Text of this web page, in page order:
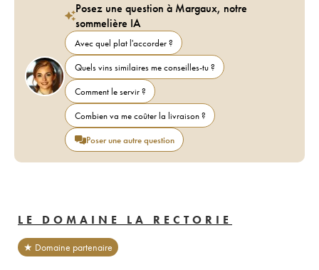
Posez une question à Margaux, notre
sommelière IA
Avec quel plat l'accorder ?
Quels vins similaires me conseilles-tu ?
Comment le servir ?
Combien va me coûter la livraison ?
Poser une autre question
LE DOMAINE LA RECTORIE
★ Domaine partenaire